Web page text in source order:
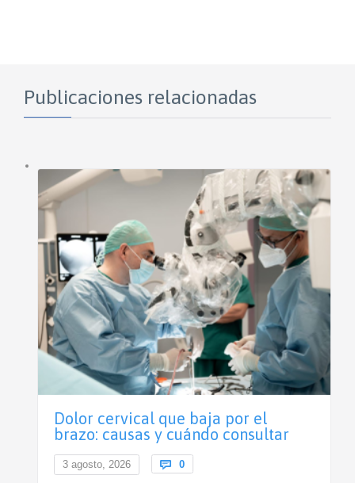
Publicaciones relacionadas
Dolor cervical que baja por el
brazo: causas y cuándo consultar
3 agosto, 2026  0Comments